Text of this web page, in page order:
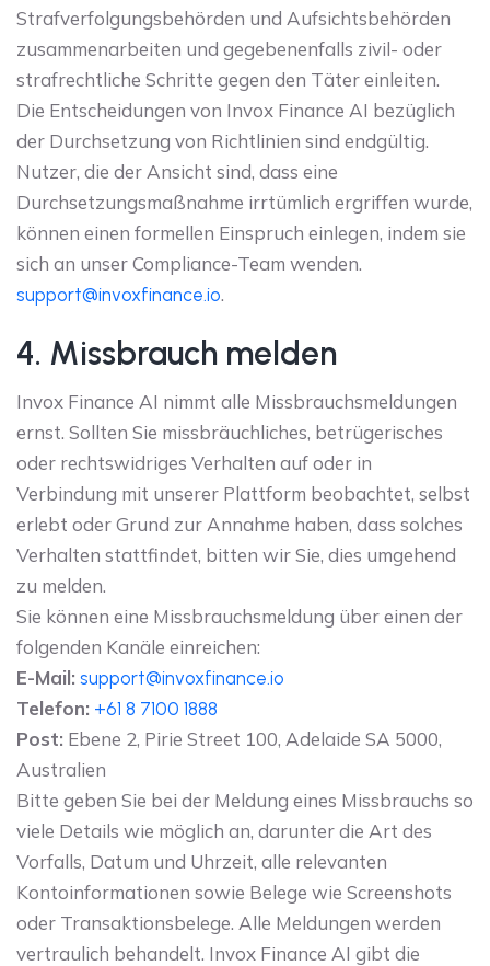
Strafverfolgungsbehörden und Aufsichtsbehörden
zusammenarbeiten und gegebenenfalls zivil- oder
strafrechtliche Schritte gegen den Täter einleiten.
Die Entscheidungen von Invox Finance AI bezüglich
der Durchsetzung von Richtlinien sind endgültig.
Nutzer, die der Ansicht sind, dass eine
Durchsetzungsmaßnahme irrtümlich ergriffen wurde,
können einen formellen Einspruch einlegen, indem sie
sich an unser Compliance-Team wenden.
support@invoxfinance.io.
4. Missbrauch melden
Invox Finance AI nimmt alle Missbrauchsmeldungen
ernst. Sollten Sie missbräuchliches, betrügerisches
oder rechtswidriges Verhalten auf oder in
Verbindung mit unserer Plattform beobachtet, selbst
erlebt oder Grund zur Annahme haben, dass solches
Verhalten stattfindet, bitten wir Sie, dies umgehend
zu melden.
Sie können eine Missbrauchsmeldung über einen der
folgenden Kanäle einreichen:
E-Mail: support@invoxfinance.io
Telefon: +61 8 7100 1888
Post: Ebene 2, Pirie Street 100, Adelaide SA 5000,
Australien
Bitte geben Sie bei der Meldung eines Missbrauchs so
viele Details wie möglich an, darunter die Art des
Vorfalls, Datum und Uhrzeit, alle relevanten
Kontoinformationen sowie Belege wie Screenshots
oder Transaktionsbelege. Alle Meldungen werden
vertraulich behandelt. Invox Finance AI gibt die